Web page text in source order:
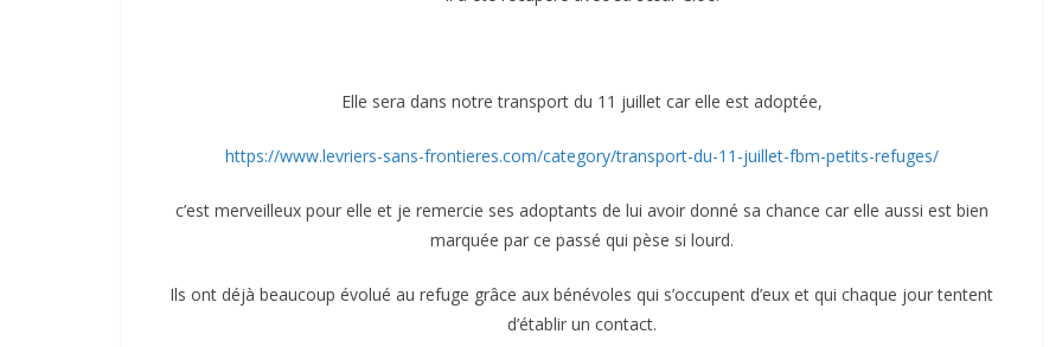
Elle sera dans notre transport du 11 juillet car elle est adoptée,
https://www.levriers-sans-frontieres.com/category/transport-du-11-juillet-fbm-petits-refuges/
c’est merveilleux pour elle et je remercie ses adoptants de lui avoir donné sa chance car elle aussi est bien
marquée par ce passé qui pèse si lourd.
Ils ont déjà beaucoup évolué au refuge grâce aux bénévoles qui s’occupent d’eux et qui chaque jour tentent
d’établir un contact.